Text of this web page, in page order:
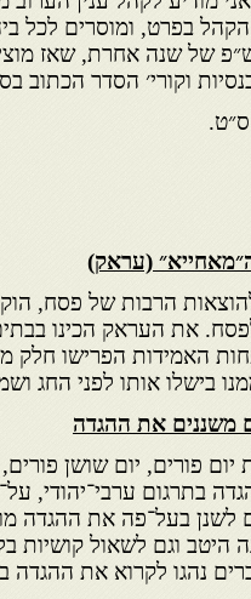
הקהל בפרט, ומוסרים לכל
של שנה אחרת, שאז
וקורי׳ הסדר הכתוב
ס״ט.
ה״מאחייא״ (עראק)
הרבות של פסח,
את העראק הכינו
האמידות הפרישו חלק
בישלו אותו לפני החג
משננים את ההגדה
יום פורים, יום שושן
בתרגום ערבי־יהודי,
לשנן בעל־פה את ההגדה
היטב וגם לשאול
נהגו לקרוא את ההגדה